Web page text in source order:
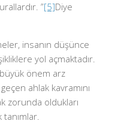
”[5]Diye
insanın düşünce
yol açmaktadır.
önem arz
ahlak kavramını
zorunda oldukları
tanımlar.